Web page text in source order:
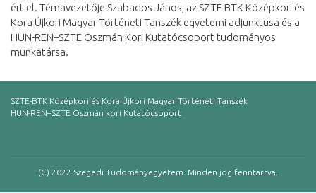
ért el. Témavezetője Szabados János, az SZTE BTK Középkori és
Kora Újkori Magyar Történeti Tanszék egyetemi adjunktusa és a
HUN-REN–SZTE Oszmán Kori Kutatócsoport tudományos
munkatársa.
SZTE-BTK Középkori és Kora Újkori Magyar Történeti Tanszék
HUN-REN–SZTE Oszmán kori Kutatócsoport
(C) 2022 Szegedi Tudományegyetem. Minden jog fenntartva.